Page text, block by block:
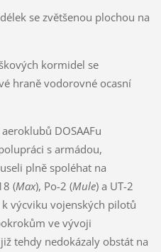
se zvětšenou plochou na
kormidel se
hraně vodorovné ocasní
DOSAAFu
s armádou,
plně spoléhat na
(Max), Po-2 (Mule) a UT-2
výcviku vojenských pilotů
ve vývoji
tehdy nedokázaly obstát na